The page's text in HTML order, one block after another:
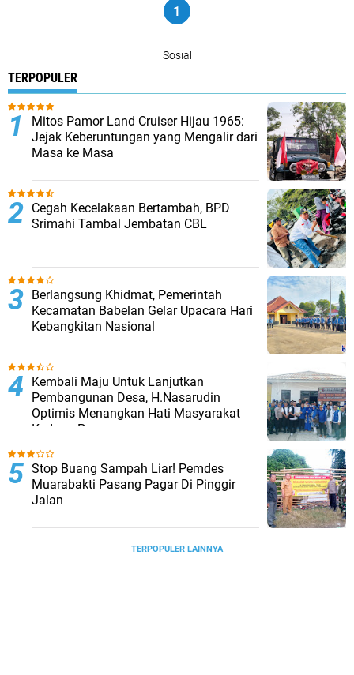
1
Sosial
TERPOPULER
Mitos Pamor Land Cruiser Hijau 1965:
Jejak Keberuntungan yang Mengalir dari
Masa ke Masa
Cegah Kecelakaan Bertambah, BPD
Srimahi Tambal Jembatan CBL
Berlangsung Khidmat, Pemerintah
Kecamatan Babelan Gelar Upacara Hari
Kebangkitan Nasional
Kembali Maju Untuk Lanjutkan
Pembangunan Desa, H.Nasarudin
Optimis Menangkan Hati Masyarakat
Kedung Pengawas
Stop Buang Sampah Liar! Pemdes
Muarabakti Pasang Pagar Di Pinggir
Jalan
TERPOPULER LAINNYA